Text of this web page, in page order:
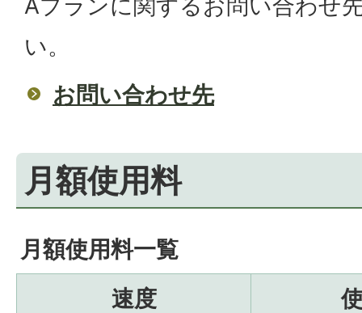
Aプランに関するお問い合わせ
い。
お問い合わせ先
月額使用料
月額使用料一覧
速度